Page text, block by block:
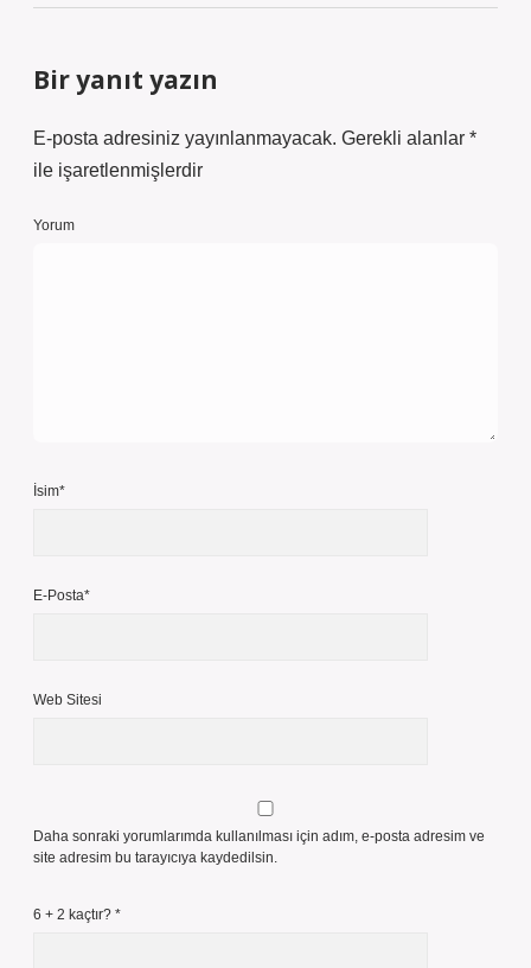
Bir yanıt yazın
E-posta adresiniz yayınlanmayacak. Gerekli alanlar *
ile işaretlenmişlerdir
Yorum
İsim*
E-Posta*
Web Sitesi
Daha sonraki yorumlarımda kullanılması için adım, e-posta adresim ve
site adresim bu tarayıcıya kaydedilsin.
6 + 2 kaçtır? *